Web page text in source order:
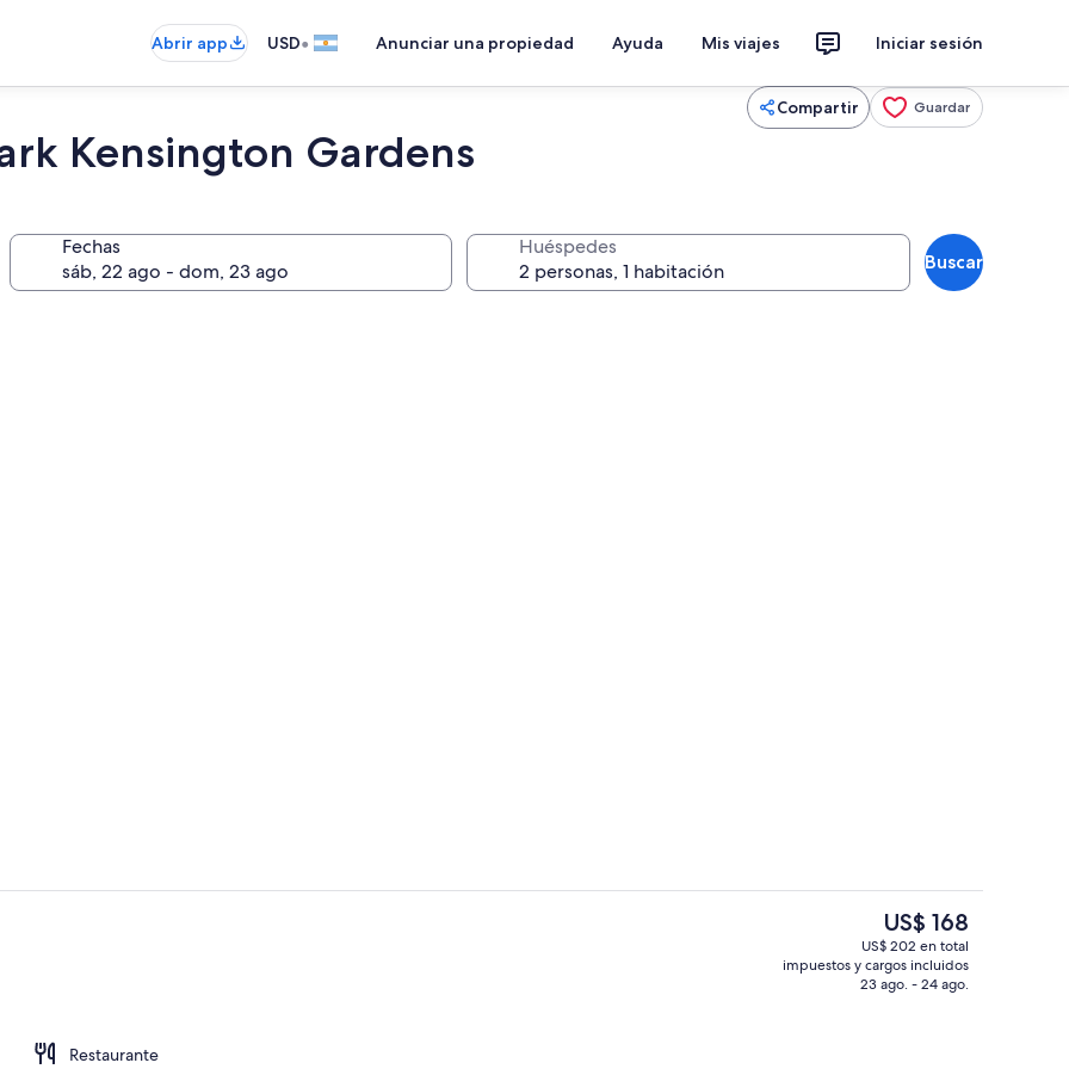
Abrir app USD• Anunciar una propiedad Ayuda Mis viajes Iniciar sesión
Compartir Guardar
Kensington Gardens
Fechas Huéspedes
Buscar
Bar (en la propiedad)
Restaurante
El
precio
actual
es
US$ 168
US$ 202 en total
impuestos y cargos incluidos
23 ago. - 24 ago.